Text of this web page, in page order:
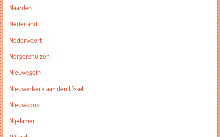
Naarden
Nederland
Nederweert
Nergenshuizen
Nieuwegein
Nieuwerkerk aan den IJssel
Nieuwkoop
Nijelamer